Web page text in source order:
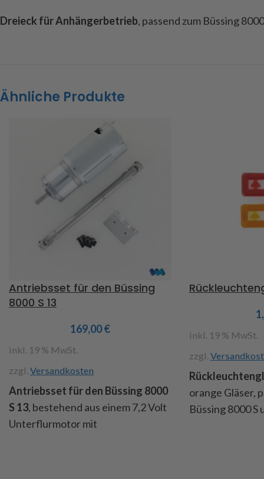
Dreieck für Anhängerbetrieb, passend zum Büssing
Ähnliche Produkte
Antriebsset für den Büssing
8000 S 13
169,00€
inkl. 19 % MwSt.
zzgl. Versandkosten
Antriebsset für den Büssing 8000
S 13, bestehend aus einem 7,2 Volt
Unterflurmotor mit
inkl. 19 % MwSt.
zzgl.
orange Gläser,
Büssing 8000